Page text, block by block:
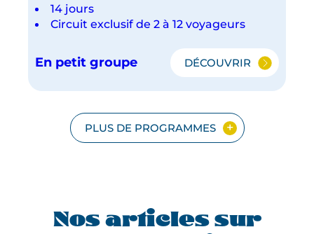
14 jours
Circuit exclusif de 2 à 12 voyageurs
En petit groupe DÉCOUVRIR
JAVA
EN
PETIT
GROUPE
PLUS DE PROGRAMMES
Nos articles sur